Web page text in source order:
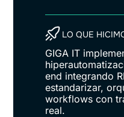
LO QUE
GIGA IT
end integrando
estandarizar,
workflows con
real.